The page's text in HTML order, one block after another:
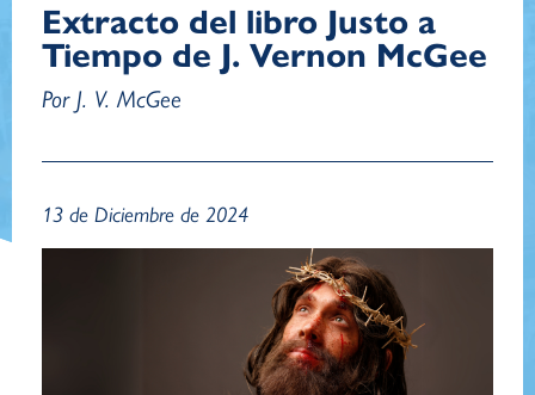
Extracto del libro Justo a
Tiempo de J. Vernon McGee
Por J. V. McGee
13 de Diciembre de 2024